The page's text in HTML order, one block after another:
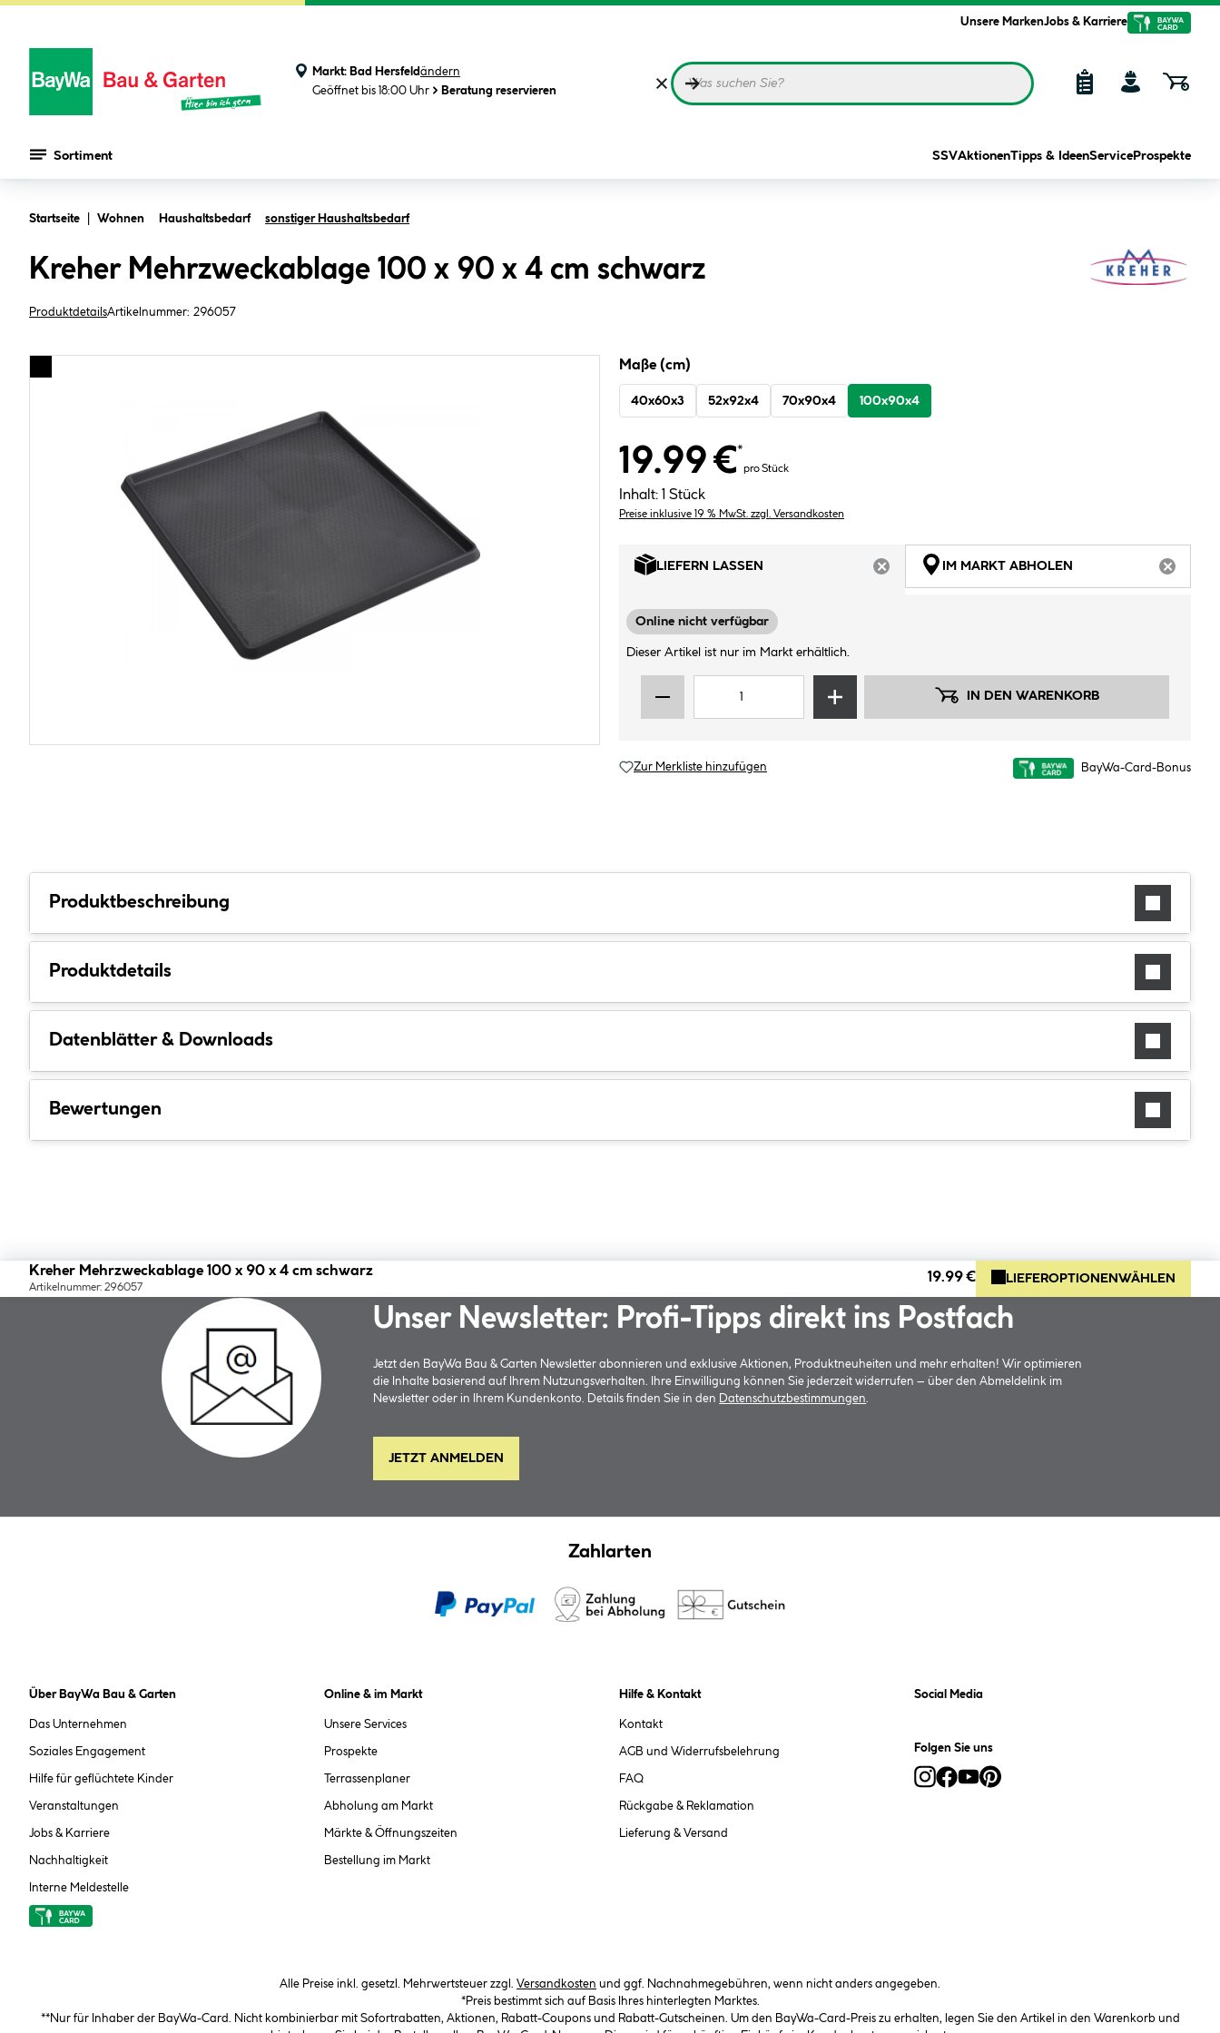
Unsere MarkenJobs & Karriere
Markt: Bad Hersfeldändern
Geöffnet bis 18:00 Uhr
Beratung reservieren
Sortiment SSVAktionenTipps & IdeenService Prospekte
Startseite Wohnen Haushaltsbedarf sonstiger Haushaltsbedarf
Kreher Mehrzweckablage 100 x 90 x 4 cm schwarz
ProduktdetailsArtikelnummer: 296057
Maße (cm)
40x60x3 52x92x4 70x90x4 100x90x4
19.99 €*
pro Stück
Inhalt: 1 Stück
Preise inklusive 19 % MwSt. zzgl. Versandkosten
LIEFERN LASSEN
ARTIKEL NICHT VERFÜGBAR
IM MARKT ABHOLEN
Online nicht verfügbar
Dieser Artikel ist nur im Markt erhältlich.
IN DEN WARENKORB
Zur Merkliste hinzufügen BayWa-Card-Bonus
Produktbeschreibung
Produktdetails
Datenblätter & Downloads
Bewertungen
Kreher Mehrzweckablage 100 x 90 x 4 cm schwarz
Artikelnummer: 296057
19.99 € LIEFEROPTIONEN WÄHLEN
Unser Newsletter: Profi-Tipps direkt ins Postfach
Jetzt den BayWa Bau & Garten Newsletter abonnieren und exklusive Aktionen, Produktneuheiten und mehr erhalten! Wir optimieren
die Inhalte basierend auf Ihrem Nutzungsverhalten. Ihre Einwilligung können Sie jederzeit widerrufen – über den Abmeldelink im
Newsletter oder in Ihrem Kundenkonto. Details finden Sie in den
Datenschutzbestimmungen
JETZT ANMELDEN
Zahlarten
Über BayWa Bau & Garten
Das Unternehmen
Soziales Engagement
Hilfe für geflüchtete Kinder
Veranstaltungen
Jobs & Karriere
Nachhaltigkeit
Interne Meldestelle
Online & im Markt
Unsere Services
Prospekte
Terrassenplaner
Abholung am Markt
Märkte & Öffnungszeiten
Bestellung im Markt
Hilfe & Kontakt
Kontakt
AGB und Widerrufsbelehrung
FAQ
Rückgabe & Reklamation
Lieferung & Versand
Social Media
Folgen Sie uns
Alle Preise inkl. gesetzl. Mehrwertsteuer zzgl. Versandkosten und ggf. Nachnahmegebühren, wenn nicht anders angegeben.
*Preis bestimmt sich auf Basis Ihres hinterlegten Marktes.
**Nur für Inhaber der BayWa-Card. Nicht kombinierbar mit Sofortrabatten, Aktionen, Rabatt-Coupons und Rabatt-Gutscheinen. Um den BayWa-Card-Preis zu erhalten, legen Sie den Artikel in den Warenkorb und